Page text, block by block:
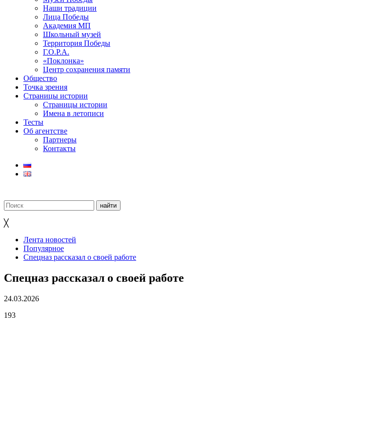
Наши традиции
Лица Победы
Академия МП
Школьный музей
Территория Победы
Г.О.Р.А.
«Поклонка»
Центр сохранения памяти
Общество
Точка зрения
Страницы истории
Страницы истории
Имена в летописи
Тесты
Об агентстве
Партнеры
Контакты
╳
Лента новостей
Популярное
Спецназ рассказал о своей работе
Спецназ рассказал о своей работе
24.03.2026
193